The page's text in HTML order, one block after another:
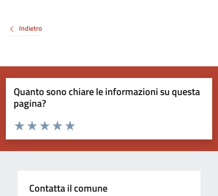
Indietro
Quanto sono chiare le informazioni su questa
pagina?
Valuta da 1 a 5 stelle la pagina
Valuta 5 stelle su 5
Valuta 4 stelle su 5
Valuta 3 stelle su 5
Valuta 2 stelle su 5
Valuta 1 stelle su 5
Contatta il comune